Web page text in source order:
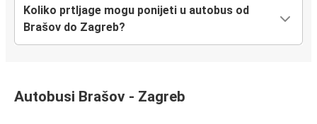
Koliko prtljage mogu ponijeti u autobus od
Brašov do Zagreb?
Autobusi Brašov - Zagreb